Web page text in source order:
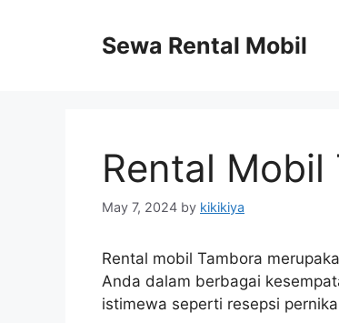
Sewa Rental Mobil
Rental Mobil
May 7, 2024 by kikikiya
Rental mobil Tambora
Anda dalam berbagai
istimewa seperti resepsi